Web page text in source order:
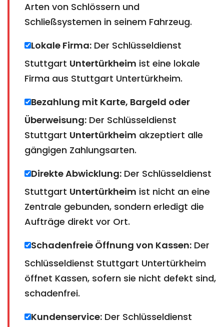
Arten von Schlössern und
Schließsystemen in seinem Fahrzeug.
Lokale Firma: Der Schlüsseldienst
Stuttgart Untertürkheim ist eine lokale
Firma aus Stuttgart Untertürkheim.
Bezahlung mit Karte, Bargeld oder
Überweisung: Der Schlüsseldienst
Stuttgart Untertürkheim akzeptiert alle
gängigen Zahlungsarten.
Direkte Abwicklung: Der Schlüsseldienst
Stuttgart Untertürkheim ist nicht an eine
Zentrale gebunden, sondern erledigt die
Aufträge direkt vor Ort.
Schadenfreie Öffnung von Kassen: Der
Schlüsseldienst Stuttgart Untertürkheim
öffnet Kassen, sofern sie nicht defekt sind,
schadenfrei.
Kundenservice: Der Schlüsseldienst